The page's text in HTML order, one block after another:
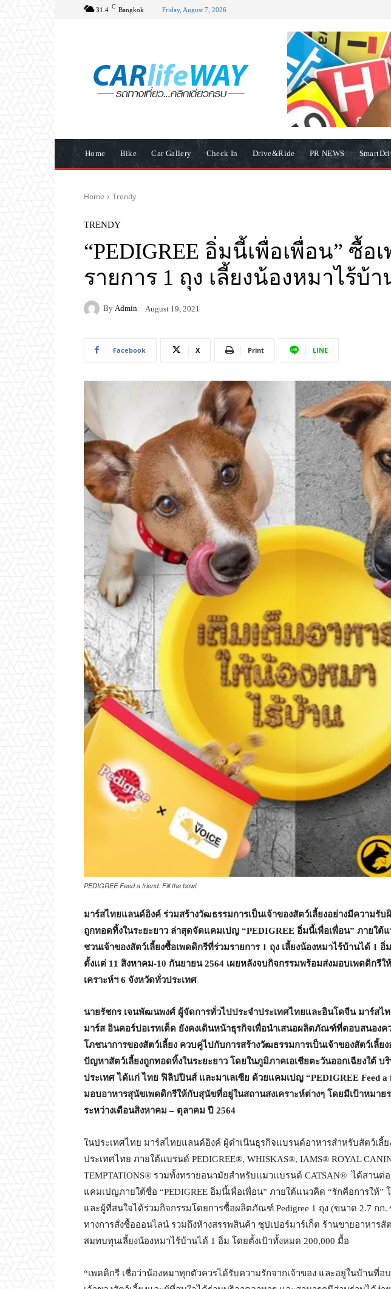
31.4 C Bangkok Friday, August 7, 2026
Home Bike Car Gallery Check In Drive&Ride PR NEWS
Home Trendy
TRENDY
“PEDIGREE อิ่มนี้เพื่อเพื่อน” ซื้อ
รายการ 1 ถุง เลี้ยงน้องหมาไร้บ้
By Admin August 19, 2021
Facebook X Print LINE
PEDIGREE Feed a friend. Fill the bowl
มาร์สไทยแลนด์อิงค์ ร่วมสร้างวัฒธรรมการเป็นเจ้าของสัตว์เลี้ยงอย่างมีความรั
ถูกทอดทิ้งในระยะยาว ล่าสุดจัดแคมเปญ “PEDIGREE อิ่มนี้เพื่อเพื่อน” ภายใต้
ชวนเจ้าของสัตว์เลี้ยงซื้อเพดดิกรีที่ร่วมรายการ 1 ถุง เลี้ยงน้องหมาไร้บ้านได้ 1 อิ่
ตั้งแต่ 11 สิงหาคม-10 กันยายน2564 เผยหลังจบกิจกรรมพร้อมส่งมอบเพดดิกรี
เคราะห์ฯ6 จังหวัดทั่วประเทศ
นายรัชกร เจนพัฒนพงศ์ ผู้จัดการทั่วไปประจำประเทศไทยและอินโดจีน มาร์สไท
มาร์ส อินคอร์ปอเรทเต็ด ยังคงเดินหน้าธุรกิจเพื่อนำเสนอผลิตภัณฑ์ที่ตอบสนอง
โภชนาการของสัตว์เลี้ยง ควบคู่ไปกับการสร้างวัฒธรรมการเป็นเจ้าของสัตว์เลี้
ปัญหาสัตว์เลี้ยงถูกทอดทิ้งในระยะยาว โดยในภูมิภาคเอเชียตะวันออกเฉียงใต้ บ
ประเทศ ได้แก่ ไทย ฟิลิปปินส์ และมาเลเซีย ด้วยแคมเปญ “PEDIGREE Feed
มอบอาหารสุนัขเพดดิกรีให้กับสุนัขที่อยู่ในสถานสงเคราะห์ต่างๆ โดยมีเป้าหมาย
ระหว่างเดือนสิงหาคม – ตุลาคม ปี 2564
ในประเทศไทย มาร์สไทยแลนด์อิงค์ ผู้ดำเนินธุรกิจแบรนด์อาหารสำหรับสัตว์เลี้
ประเทศไทย ภายใต้แบรนด์ PEDIGREE®, WHISKAS®, IAMS® ROYAL
TEMPTATIONS® รวมทั้งทรายอนามัยสำหรับแมวแบรนด์ CATSAN® ได้สาน
แคมเปญภายใต้ชื่อ “PEDIGREE อิ่มนี้เพื่อเพื่อน” ภายใต้แนวคิด “รักคือการให้”
และผู้ที่สนใจได้ร่วมกิจกรรมโดยการซื้อผลิตภัณฑ์ Pedigree 1 ถุง (ขนาด 2.7 ก
ทางการสั่งซื้อออนไลน์ รวมถึงห้างสรรพสินค้า ซุปเปอร์มาร์เก็ต ร้านขายอาหาร
สมทบทุนเลี้ยงน้องหมาไร้บ้านได้ 1 อิ่ม โดยตั้งเป้าทั้งหมด 200,000 มื้อ
“เพดดิกรี เชื่อว่าน้องหมาทุกตัวควรได้รับความรักจากเจ้าของ และอยู่ในบ้านที่